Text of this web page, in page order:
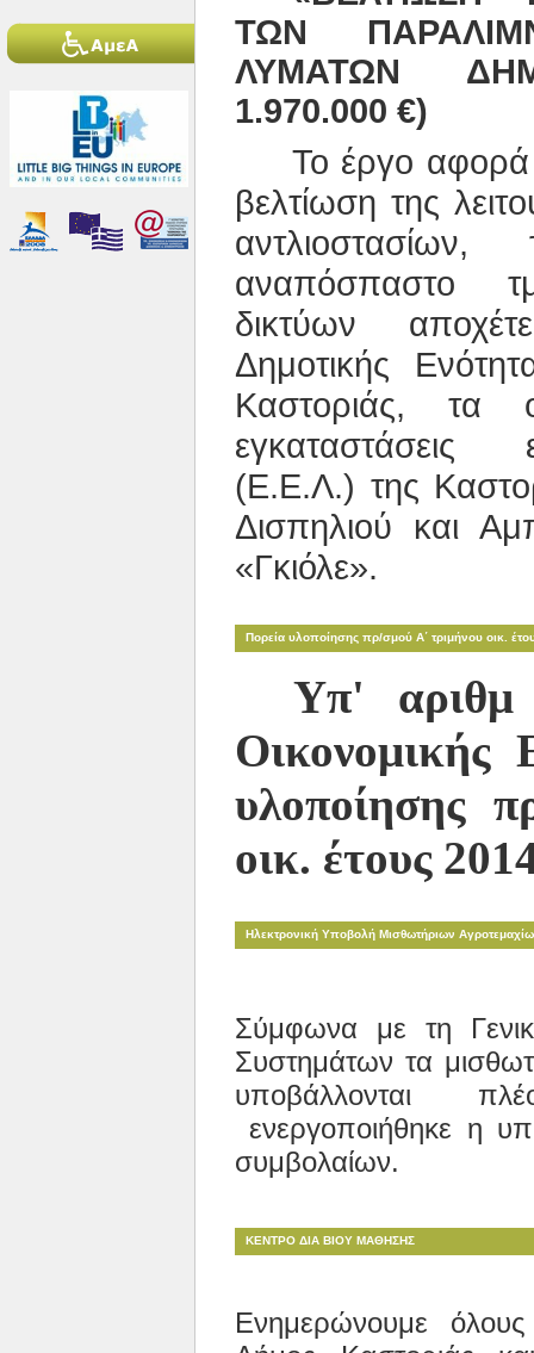
ΤΩΝ
ΛΥΜΑΤΩΝ
1.970.000 €)
Το έργο αφορά
βελτίωση της
αναπόσπαστο
δικτύων
Δημοτικής
Καστοριάς, τα
εγκαταστάσεις
(Ε.Ε.Λ.) της
Δισπηλιού και
«Γκιόλε».
Πορεία υλοποίησης πρ/σμού Α΄ τριμήνου οικ.
Υπ' αριθμ
Οικονομικής
υλοποίησης
οικ. έτους
Ηλεκτρονική Υποβολή Μισθωτήριων
Σύμφωνα με τη
Συστημάτων τα
υποβάλλονται
ενεργοποιήθηκε η
συμβολαίων.
ΚΕΝΤΡΟ ΔΙΑ ΒΙΟΥ ΜΑΘΗΣΗΣ
Ενημερώνουμε